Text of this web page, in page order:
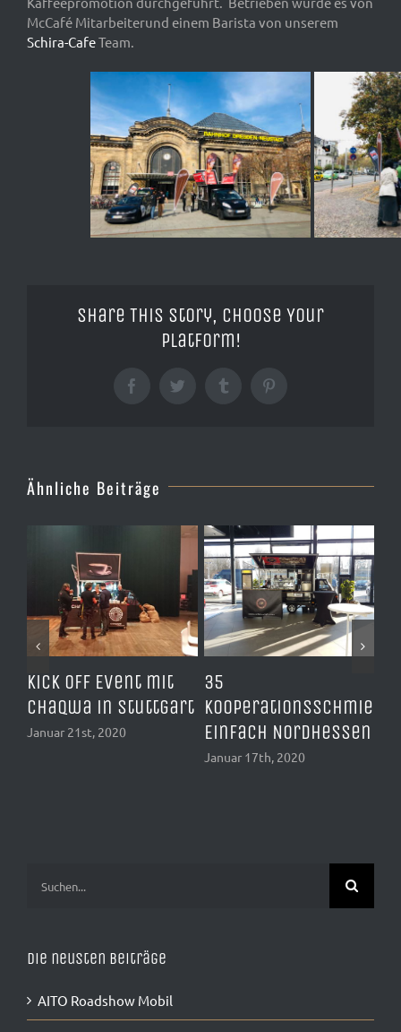
McCafé Mitarbeiterund einem Barista von unserem
Schira-CafeTeam.
Share This Story, Choose Your
Platform!
FacebookTwitter TumblrPinterest
Ähnliche Beiträge
Kick Off Event mit
Chaqwa in Stuttgart
Januar 21st, 2020
35
Kooperationsschmiede
Einfach Nordhessen
Januar 17th, 2020
nach:
Die neusten Beiträge
AITO Roadshow Mobil